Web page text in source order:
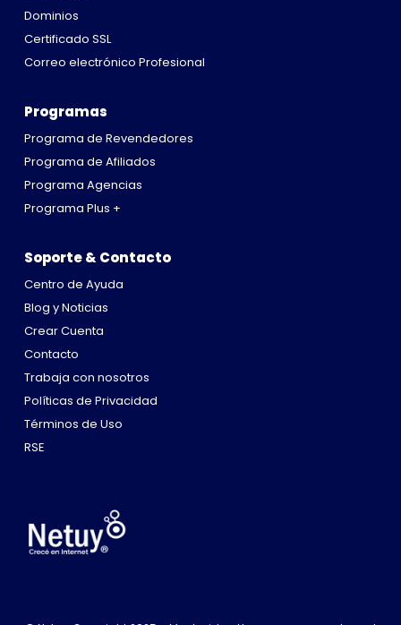
Dominios
Certificado SSL
Correo electrónico Profesional
Programas
Programa de Revendedores
Programa de Afiliados
Programa Agencias
Programa Plus +
Soporte & Contacto
Centro de Ayuda
Blog y Noticias
Crear Cuenta
Contacto
Trabaja con nosotros
Políticas de Privacidad
Términos de Uso
RSE